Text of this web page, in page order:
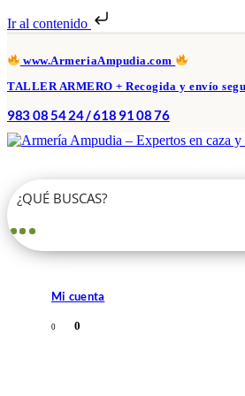
Ir al contenido
www.ArmeriaAmpudia.com
TALLER ARMERO + Recogida y envío
983 08 54 24 / 618 91 08 76
Mi cuenta
0 0